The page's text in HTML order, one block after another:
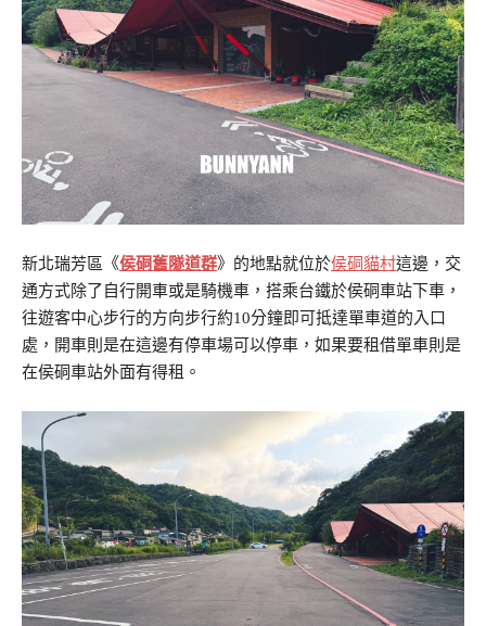
新北瑞芳區《侯硐舊隧道群》的地點就位於侯硐貓村這邊，交
通方式除了自行開車或是騎機車，搭乘台鐵於侯硐車站下車，
往遊客中心步行的方向步行約10分鐘即可抵達單車道的入口
處，開車則是在這邊有停車場可以停車，如果要租借單車則是
在侯硐車站外面有得租。